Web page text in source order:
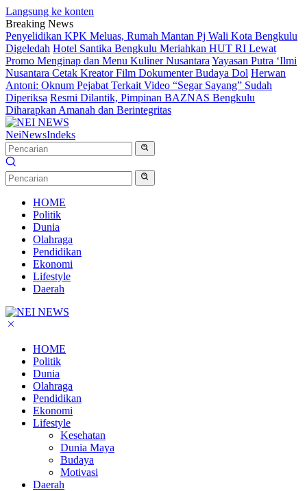
Langsung ke konten
Breaking News
Penyelidikan KPK Meluas, Rumah Mantan Pj Wali Kota Bengkulu
Digeledah Hotel Santika Bengkulu Meriahkan HUT RI Lewat
Promo Menginap dan Menu Kuliner Nusantara Yayasan Putra ‘Ilmi
Nusantara Cetak Kreator Film Dokumenter Budaya Dol Herwan
Antoni: Oknum Pejabat Terkait Video “Segar Sayang” Sudah
Diperiksa Resmi Dilantik, Pimpinan BAZNAS Bengkulu
Diharapkan Amanah dan Berintegritas
NeiNewsIndeks
HOME
Politik
Dunia
Olahraga
Pendidikan
Ekonomi
Lifestyle
Daerah
HOME
Politik
Dunia
Olahraga
Pendidikan
Ekonomi
Lifestyle
Kesehatan
Dunia Maya
Budaya
Motivasi
Daerah